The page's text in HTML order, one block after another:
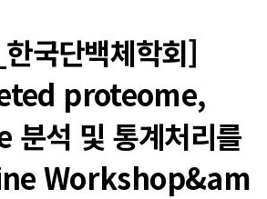
국단백체학회]
proteome,
석 및 통계처리를
Workshop&am